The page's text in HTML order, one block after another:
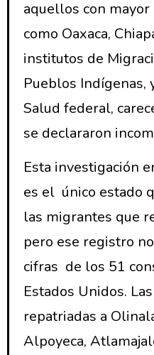
aquellos con
como Oaxaca,
institutos de
Pueblos Indígenas,
Salud federal,
se declararon
Esta investigación
es el único estado
las migrantes que
pero ese registro
cifras de los 51
Estados Unidos.
repatriadas a
Alpoyeca,